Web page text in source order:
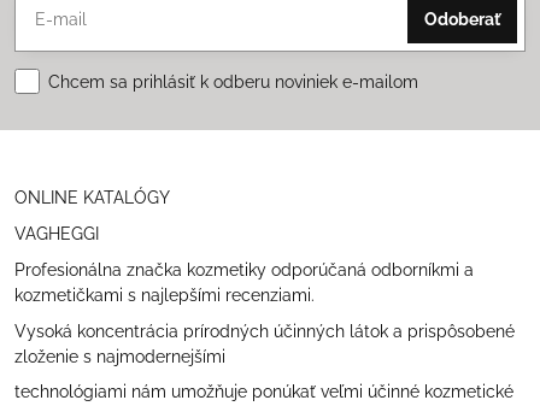
Odoberať
Chcem sa prihlásiť k odberu noviniek e-mailom
ONLINE KATALÓGY
VAGHEGGI
Profesionálna značka kozmetiky odporúčaná odborníkmi a
kozmetičkami s najlepšími recenziami.
Vysoká koncentrácia prírodných účinných látok a prispôsobené
zloženie s najmodernejšími
technológiami nám umožňuje ponúkať veľmi účinné kozmetické